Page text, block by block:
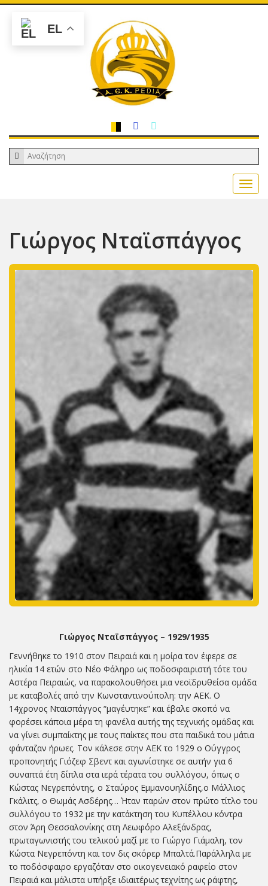
Γιώργος Νταϊσπάγγος
Γιώργος Νταϊσπάγγος – 1929/1935
Γεννήθηκε το 1910 στον Πειραιά και η μοίρα τον έφερε σε
ηλικία 14 ετών στο Νέο Φάληρο ως ποδοσφαιριστή τότε του
Αστέρα Πειραιώς, να παρακολουθήσει μια νεοϊδρυθείσα ομάδα
με καταβολές από την Κωνσταντινούπολη: την ΑΕΚ. Ο
14χρονος Νταϊσπάγγος “μαγέυτηκε” και έβαλε σκοπό να
φορέσει κάποια μέρα τη φανέλα αυτής της τεχνικής ομάδας και
να γίνει συμπαίκτης με τους παίκτες που στα παιδικά του μάτια
φάνταζαν ήρωες. Τον κάλεσε στην ΑΕΚ το 1929 ο Ούγγρος
προπονητής Γιόζεφ Σβεντ και αγωνίστηκε σε αυτήν για 6
συναπτά έτη δίπλα στα ιερά τέρατα του συλλόγου, όπως ο
Κώστας Νεγρεπόντης, ο Σταύρος Εμμανουηλίδης,ο Μάλλιος
Γκάλιτς, ο Θωμάς Ασδέρης… Ήταν παρών στον πρώτο τίτλο του
συλλόγου το 1932 με την κατάκτηση του Κυπέλλου κόντρα
στον Άρη Θεσσαλονίκης στη Λεωφόρο Αλεξάνδρας,
πρωταγωνιστής του τελικού μαζί με το Γιώργο Γιάμαλη, τον
Κώστα Νεγρεπόντη και τον δις σκόρερ Μπαλτά.Παράλληλα με
το ποδόσφαιρο εργαζόταν στο οικογενειακό ραφείο στον
Πειραιά και μάλιστα υπήρξε ιδιαιτέρως τεχνίτης ως ράφτης,
EL